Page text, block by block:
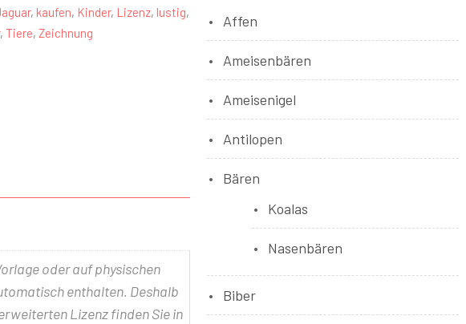
, kaufen, Kinder, Lizenz, lustig,
, Tiere, Zeichnung
oder auf physischen
enthalten. Deshalb
Lizenz finden Sie in
Affen
Ameisenbären
Ameisenigel
Antilopen
Bären
Koalas
Nasenbären
Biber